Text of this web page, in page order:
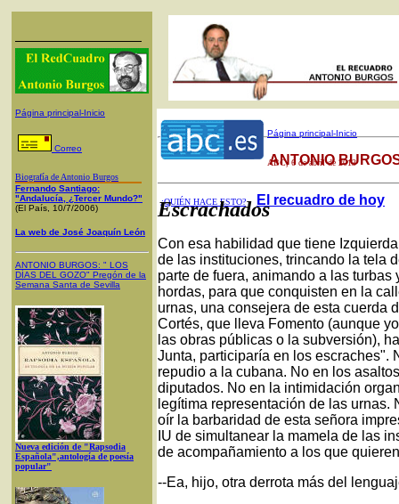
Página principal-Inicio
Correo
Biografía de Antonio Burgos
Fernando Santiago:
"Andalucía, ¿Tercer Mundo?"
(El País, 10/7/2006)
La web de José Joaquín León
ANTONIO BURGOS: " LOS
DÍAS DEL GOZO" Pregón de la
Semana Santa de Sevilla
Nueva edición de "Rapsodia
Española",antología de poesía
popular"
Página principal-Inicio
ABC, 6 de abril de 2013
¿QUIÉN HACE ESTO? El recuadro de hoy
ANTONIO
Escrachados
Con esa habilidad que tiene
de las instituciones, trincando la tela
parte de fuera, animando a las
hordas, para que conquisten en la
urnas, una consejera de esta cuerda
Cortés, que lleva Fomento (aunque
las obras públicas o la subversión),
Junta, participaría en los escraches".
repudio a la cubana. No en los
diputados. No en la intimidación
legítima representación de las
oír la barbaridad de esta señora
IU de simultanear la mamela de las
de acompañamiento a los que
--Ea, hijo, otra derrota más del